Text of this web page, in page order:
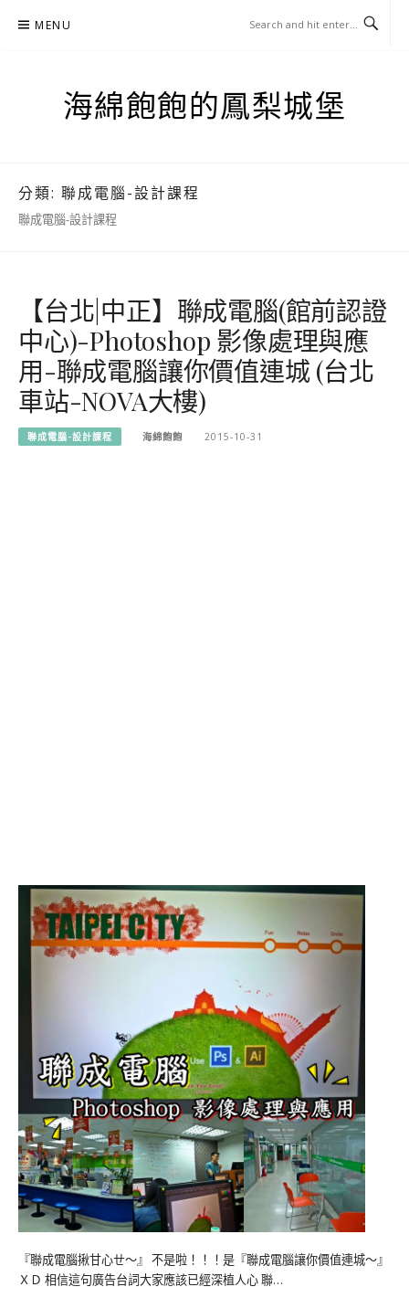
MENU
海綿飽飽的鳳梨城堡
分類: 聯成電腦-設計課程
聯成電腦-設計課程
【台北|中正】聯成電腦(館前認證
中心)-Photoshop 影像處理與應
用-聯成電腦讓你價值連城 (台北
車站-NOVA大樓)
聯成電腦-設計課程 海綿飽飽 2015-10-31
『聯成電腦揪甘心ㄝ～』 不是啦！！！是『聯成電腦讓你價值連城～』
ＸＤ 相信這句廣告台詞大家應該已經深植人心 聯…